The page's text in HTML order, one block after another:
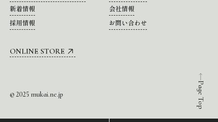
Page Top
新着情報
会社情報
採用情報
お問い合わせ
ONLINE STORE
© 2025 mukai.ne.jp